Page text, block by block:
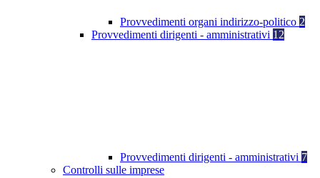
Provvedimenti organi indirizzo-politico 2
Provvedimenti dirigenti - amministrativi 12
Provvedimenti dirigenti - amministrativi 7
Controlli sulle imprese